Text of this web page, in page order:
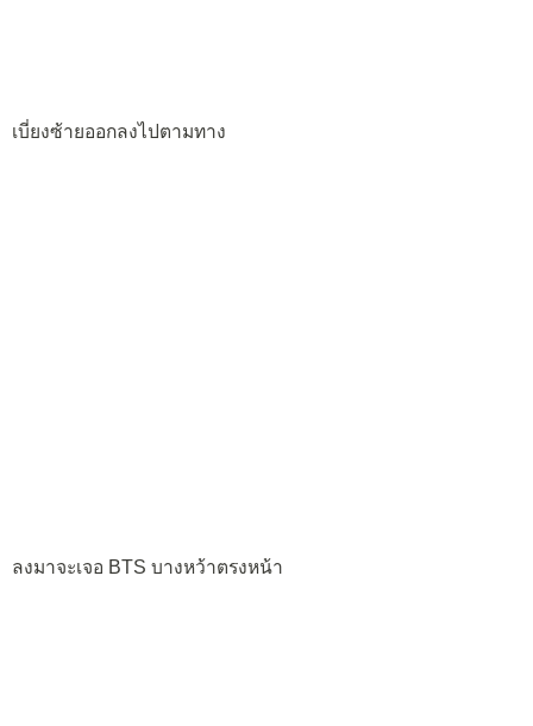
เบี่ยงซ้ายออกลงไปตามทาง
ลงมาจะเจอ BTS บางหว้าตรงหน้า